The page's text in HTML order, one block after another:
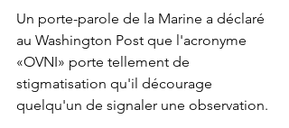
Un porte-parole de la Marine a déclaré
au Washington Post que l'acronyme
«OVNI» porte tellement de
stigmatisation qu'il décourage
quelqu'un de signaler une observation.